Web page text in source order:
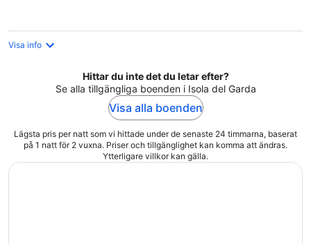
Visa info
Hittar du inte det du letar efter?
Se alla tillgängliga boenden i Isola del Garda
Visa alla boenden
Lägsta pris per natt som vi hittade under de senaste 24 timmarna, baserat
på 1 natt för 2 vuxna. Priser och tillgänglighet kan komma att ändras.
Ytterligare villkor kan gälla.